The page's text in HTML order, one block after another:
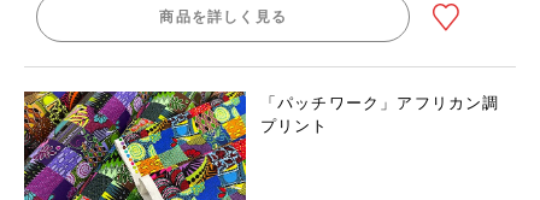
商品を詳しく見る
「パッチワーク」アフリカン調
プリント